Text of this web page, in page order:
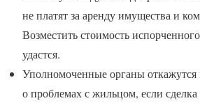
не платят за аренду имущества и
Возместить стоимость
удастся.
Уполномоченные органы откажутся
о проблемах с жильцом, если